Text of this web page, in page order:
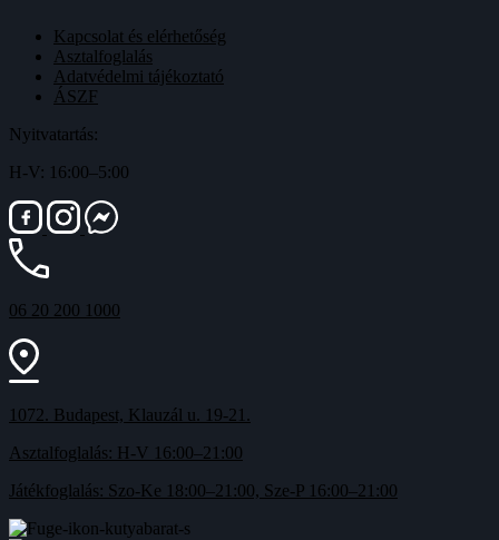
Kapcsolat és elérhetőség
Asztalfoglalás
Adatvédelmi tájékoztató
ÁSZF
Nyitvatartás:
H-V: 16:00–5:00
06 20 200 1000
1072. Budapest, Klauzál u. 19-21.
Asztalfoglalás: H-V 16:00–21:00
Játékfoglalás: Szo-Ke 18:00–21:00, Sze-P 16:00–21:00